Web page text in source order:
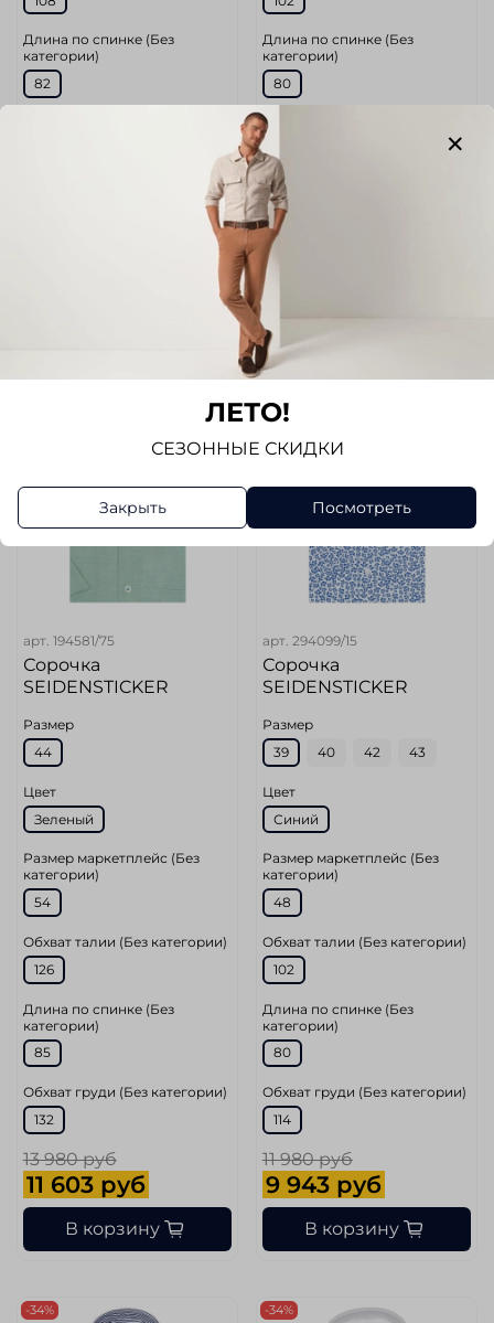
Длина по спинке (Без
категории)
82
Обхват груди (Без категории)
Длина по спинке (Без
категории)
80
Длина рукава (Без категории)
Обхват груди (Без категории)
114
9 980 руб
8 283 руб
арт. 194581/75
Сорочка
SEIDENSTICKER
Размер
44
Цвет
Зеленый
Размер маркетплейс (Без
категории)
54
Обхват талии (Без категории)
126
Длина по спинке (Без
категории)
85
Обхват груди (Без категории)
132
13 980 руб
11 603 руб
В корзину
-17%
арт. 294099/15
Сорочка
SEIDENSTICKER
Размер
39
40 42 43
Цвет
Синий
Размер маркетплейс (Без
категории)
48
Обхват талии (Без категории)
102
Длина по спинке (Без
категории)
80
Обхват груди (Без категории)
114
11 980 руб
9 943 руб
В корзину
-34% -34%
ЛЕТО!
СЕЗОННЫЕ СКИДКИ
Закрыть Посмотреть